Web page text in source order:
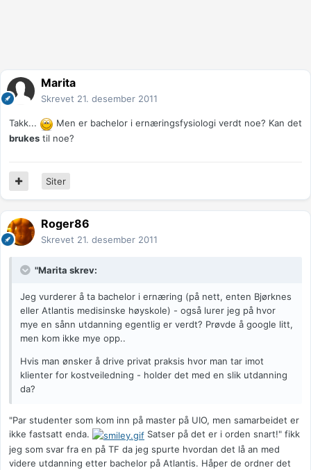
Marita
Skrevet 21. desember 2011
Takk...
Men er bachelor i ernæringsfysiologi verdt noe? Kan det
brukes til noe?
Siter
Roger86
Skrevet 21. desember 2011
"Marita skrev:
Jeg vurderer å ta bachelor i ernæring (på nett, enten Bjørknes
eller Atlantis medisinske høyskole) - også lurer jeg på hvor
mye en sånn utdanning egentlig er verdt? Prøvde å google litt,
men kom ikke mye opp..
Hvis man ønsker å drive privat praksis hvor man tar imot
klienter for kostveiledning - holder det med en slik utdanning
da?
"Par studenter som kom inn på master på UIO, men samarbeidet er
ikke fastsatt enda.
Satser på det er i orden snart!" fikk
jeg som svar fra en på TF da jeg spurte hvordan det lå an med
videre utdanning etter bachelor på Atlantis. Håper de ordner det